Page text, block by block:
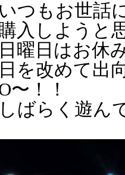
いつもお世話
入しようと
日曜日はお休
日を改めて出
〜！！
しばらく遊ん